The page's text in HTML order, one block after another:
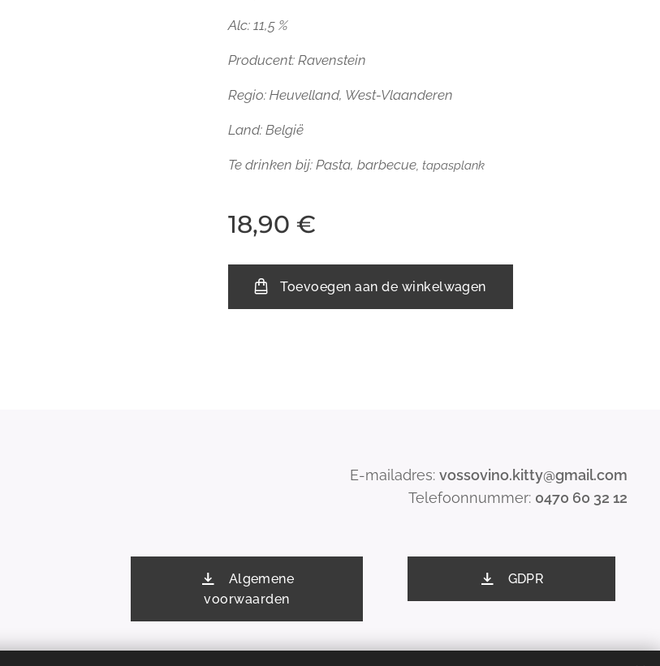
Alc: 11,5 %
Producent: Ravenstein
Regio: Heuvelland, West-Vlaanderen
Land: België
Te drinken bij: Pasta, barbecue, tapasplank
18,90 €
Toevoegen aan de winkelwagen
E-mailadres: vossovino.kitty@gmail.com
Telefoonnummer: 0470 60 32 12
Algemene
voorwaarden
GDPR